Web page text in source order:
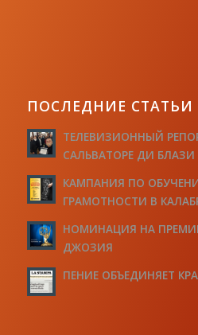
ПОСЛЕДНИЕ СТАТЬИ
ТЕЛЕВИЗИОННЫЙ
САЛЬВАТОРЕ ДИ БЛАЗИ
КАМПАНИЯ ПО
ГРАМОТНОСТИ В
НОМИНАЦИЯ НА
ДЖОЗИЯ
ПЕНИЕ ОБЪЕДИНЯЕТ